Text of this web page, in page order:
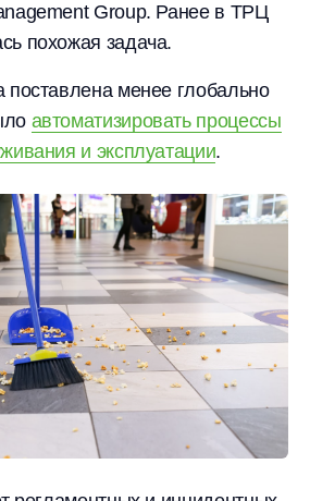
Group. Ранее в ТРЦ
похожая задача.
менее глобально
автоматизировать процессы
и эксплуатации.